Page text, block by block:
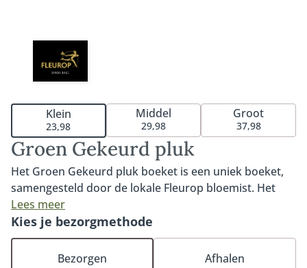
Groen Gekeurd pluk
Het Groen Gekeurd pluk boeket is een uniek boeket,
samengesteld door de lokale Fleurop bloemist. Het
boeket bestaat uit duurzaam gekwalificeerde MPS-A+
en MPS-A kwaliteitsbloemen die op het moment van
bestellen goed beschikbaar zijn. MPS- ABC is het
wereldwijde certificaat dat duurzaamheid van
Lees meer
Klein
23,98
Middel
29,98
Groot
37,98
Kies je bezorgmethode
Bezorgen Afhalen